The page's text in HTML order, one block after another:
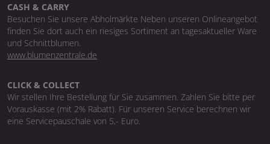
CASH & CARRY
Besuchen Sie unsere Abholmärkte Neben unseren Onlineangebot
finden Sie dort auch ein riesiges Sortiment an tagesaktueller Ware
und Schnittblumen.
www.blumenzentrale.de
CLICK & COLLECT
Wir stellen Ihre Bestellung für Sie zusammen. Zahlen Sie bitte per
Vorauskasse (mit 2% Rabatt). Für unseren Service berechnen wir
eine Servicepauschale von 5,- Euro.